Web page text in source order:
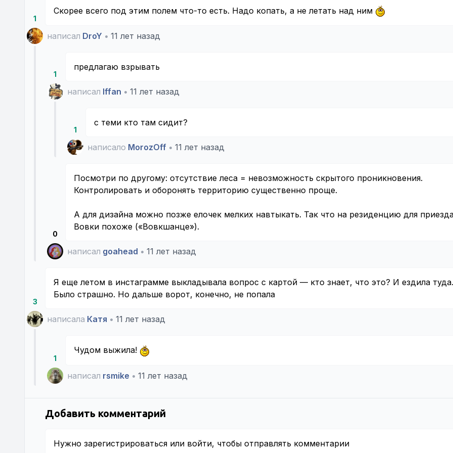
1
Скорее всего под этим полем что-то есть. Надо копать, а не летать над ним
написал DroY • 11 лет назад
1
предлагаю взрывать
написал Iffan • 11 лет назад
1
с теми кто там сидит?
написало MorozOff • 11 лет назад
0
Посмотри по другому: отсутствие леса = невозможность скрытого проникновения.
Контролировать и оборонять территорию существенно проще.
А для дизайна можно позже елочек мелких навтыкать. Так что на резиденцию для
Вовки похоже («Вовкшанце»).
написал goahead • 11 лет назад
3
Я еще летом в инстаграмме выкладывала вопрос с картой — кто знает, что это? И ездила
Было страшно. Но дальше ворот, конечно, не попала
написала Катя • 11 лет назад
1
Чудом выжила!
написал rsmike • 11 лет назад
Добавить комментарий
Нужно зарегистрироваться или войти, чтобы отправлять комментарии